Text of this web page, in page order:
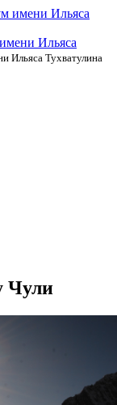
Ильяса
Ильяса Тухватулина
Чули